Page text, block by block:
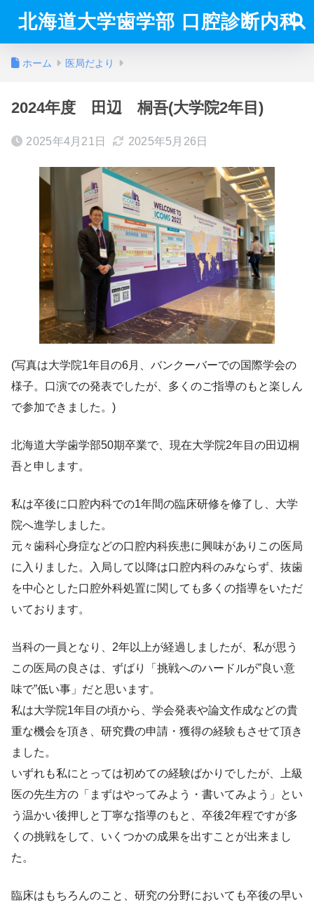
北海道大学歯学部 口腔診断内科
ホーム 医局だより
2024年度 田辺 桐吾(大学院2年目)
2025年4月21日 2025年5月26日
(写真は大学院1年目の6月、バンクーバーでの国際学会の
様子。口演での発表でしたが、多くのご指導のもと楽しん
で参加できました。)
北海道大学歯学部50期卒業で、現在大学院2年目の田辺桐
吾と申します。
私は卒後に口腔内科での1年間の臨床研修を修了し、大学
院へ進学しました。
元々歯科心身症などの口腔内科疾患に興味がありこの医局
に入りました。入局して以降は口腔内科のみならず、抜歯
を中心とした口腔外科処置に関しても多くの指導をいただ
いております。
当科の一員となり、2年以上が経過しましたが、私が思う
この医局の良さは、ずばり「挑戦へのハードルが”良い意
味で”低い事」だと思います。
私は大学院1年目の頃から、学会発表や論文作成などの貴
重な機会を頂き、研究費の申請・獲得の経験もさせて頂き
ました。
いずれも私にとっては初めての経験ばかりでしたが、上級
医の先生方の「まずはやってみよう・書いてみよう」とい
う温かい後押しと丁寧な指導のもと、卒後2年程ですが多
くの挑戦をして、いくつかの成果を出すことが出来まし
た。
臨床はもちろんのこと、研究の分野においても卒後の早い